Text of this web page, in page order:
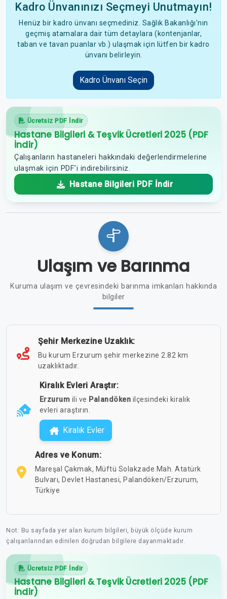
Kadro Ünvanınızı Seçmeyi Unutmayın!
Henüz bir kadro ünvanı seçmediniz. Sağlık Bakanlığı'nın
geçmiş atamalara dair tüm detaylara (kontenjanlar,
taban ve tavan puanlar vb.) ulaşmak için lütfen bir kadro
ünvanı belirleyin.
Kadro Ünvanı Seçin
Ücretsiz PDF İndir
Hastane Bilgileri & Teşvik Ücretleri 2025 (PDF
İndir)
Çalışanların hastaneleri hakkındaki değerlendirmelerine
ulaşmak için PDF’i indirebilirsiniz.
Hastane Bilgileri PDF İndir
Ulaşım ve Barınma
Kuruma ulaşım ve çevresindeki barınma imkanları hakkında
bilgiler
Şehir Merkezine Uzaklık:
Bu kurum Erzurum şehir merkezine 2.82 km
uzaklıktadır.
Kiralık Evleri Araştır:
Erzurum ili ve Palandöken ilçesindeki kiralık
evleri araştırın.
Kiralık Evler
Adres ve Konum:
Mareşal Çakmak, Müftü Solakzade Mah. Atatürk
Bulvarı, Devlet Hastanesi, Palandöken/Erzurum,
Türkiye
Not: Bu sayfada yer alan kurum bilgileri, büyük ölçüde kurum
çalışanlarından edinilen doğrudan bilgilere dayanmaktadır.
Ücretsiz PDF İndir
Hastane Bilgileri & Teşvik Ücretleri 2025 (PDF
İndir)